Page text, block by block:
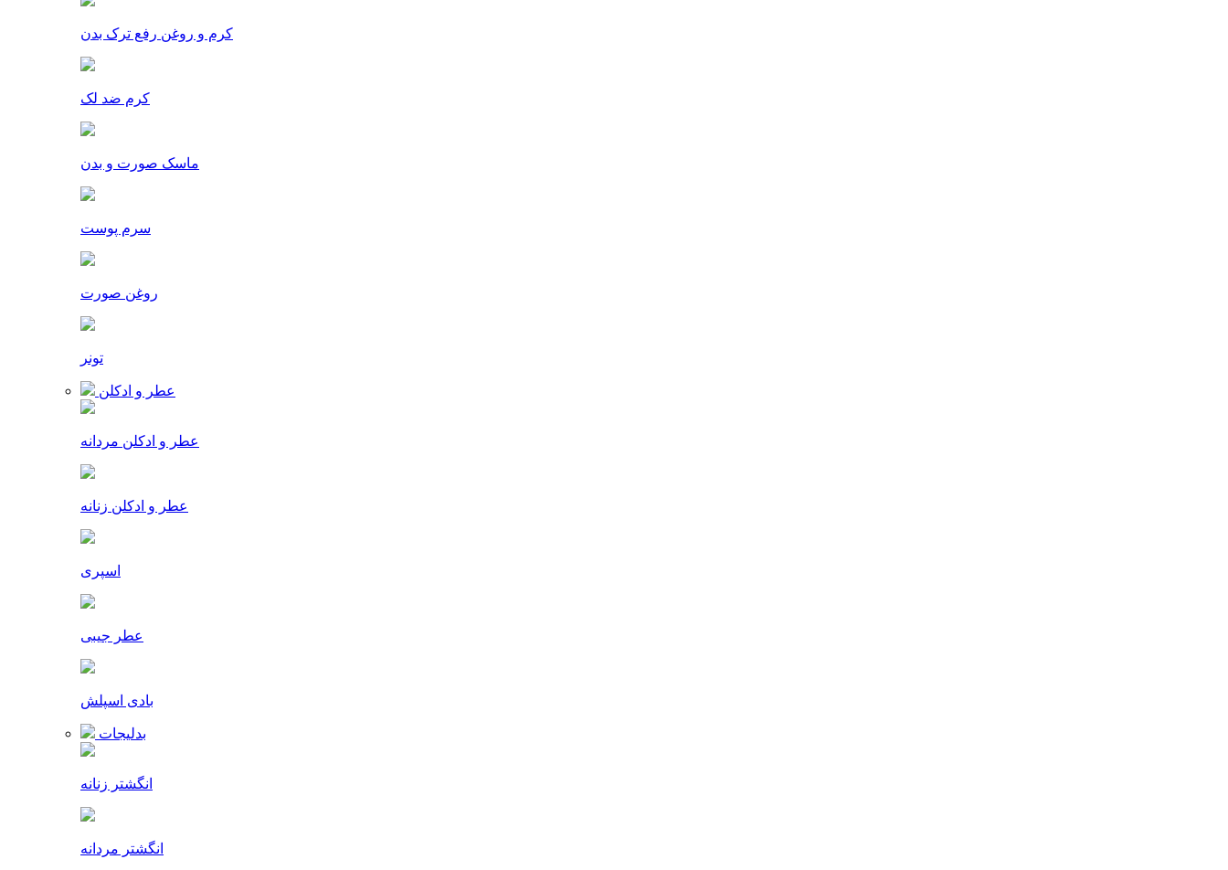
کرم و روغن رفع ترک بدن
کرم ضد لک
ماسک صورت و بدن
سرم پوست
روغن صورت
تونر
عطر و ادکلن
عطر و ادکلن مردانه
عطر و ادکلن زنانه
اسپری
عطر جیبی
بادی اسپلش
بدلیجات
انگشتر زنانه
انگشتر مردانه